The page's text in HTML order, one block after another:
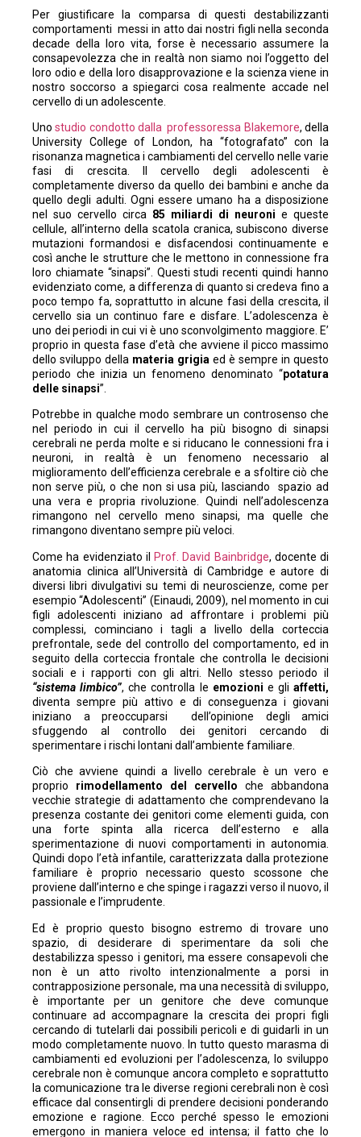
Per giustificare la comparsa di questi destabilizzanti
comportamenti messi in atto dai nostri figli nella seconda
decade della loro vita, forse è necessario assumere la
consapevolezza che in realtà non siamo noi l’oggetto del
loro odio e della loro disapprovazione e la scienza viene in
nostro soccorso a spiegarci cosa realmente accade nel
cervello di un adolescente.
Unostudio condotto dalla professoressa Blakemore, della
University College of London, ha “fotografato” con la
risonanza magnetica i cambiamenti del cervello nelle varie
fasi di crescita. Il cervello degli adolescenti è
completamente diverso da quello dei bambini e anche da
quello degli adulti. Ogni essere umano ha a disposizione
nel suo cervello circa 85 miliardi di neuroni e queste
cellule, all’interno della scatola cranica, subiscono diverse
mutazioni formandosi e disfacendosi continuamente e
così anche le strutture che le mettono in connessione fra
loro chiamate “sinapsi”. Questi studi recenti quindi hanno
evidenziato come, a differenza di quanto si credeva fino a
poco tempo fa, soprattutto in alcune fasi della crescita, il
cervello sia un continuo fare e disfare. L’adolescenza è
uno dei periodi in cui vi è uno sconvolgimento maggiore. E’
proprio in questa fase d’età che avviene il picco massimo
dello sviluppo della materia grigia ed è sempre in questo
periodo che inizia un fenomeno denominato “potatura
delle sinapsi”.
Potrebbe in qualche modo sembrare un controsenso che
nel periodo in cui il cervello ha più bisogno di sinapsi
cerebrali ne perda molte e si riducano le connessioni fra i
neuroni, in realtà è un fenomeno necessario al
miglioramento dell’efficienza cerebrale e a sfoltire ciò che
non serve più, o che non si usa più, lasciando spazio ad
una vera e propria rivoluzione. Quindi nell’adolescenza
rimangono nel cervello meno sinapsi, ma quelle che
rimangono diventano sempre più veloci.
Come ha evidenziato il Prof. David Bainbridge, docente di
anatomia clinica all’Università di Cambridge e autore di
diversi libri divulgativi su temi di neuroscienze, come per
esempio “Adolescenti” (Einaudi, 2009), nel momento in cui
figli adolescenti iniziano ad affrontare i problemi più
complessi, cominciano i tagli a livello della corteccia
prefrontale, sede del controllo del comportamento, ed in
seguito della corteccia frontale che controlla le decisioni
sociali e i rapporti con gli altri. Nello stesso periodo il
“sistema limbico”, che controlla le emozioni e gli affetti,
diventa sempre più attivo e di conseguenza i giovani
iniziano a preoccuparsi dell’opinione degli amici
sfuggendo al controllo dei genitori cercando di
sperimentare i rischi lontani dall’ambiente familiare.
Ciò che avviene quindi a livello cerebrale è un vero e
proprio rimodellamento del cervello che abbandona
vecchie strategie di adattamento che comprendevano la
presenza costante dei genitori come elementi guida, con
una forte spinta alla ricerca dell’esterno e alla
sperimentazione di nuovi comportamenti in autonomia.
Quindi dopo l’età infantile, caratterizzata dalla protezione
familiare è proprio necessario questo scossone che
proviene dall’interno e che spinge i ragazzi verso il nuovo, il
passionale e l’imprudente.
Ed è proprio questo bisogno estremo di trovare uno
spazio, di desiderare di sperimentare da soli che
destabilizza spesso i genitori, ma essere consapevoli che
non è un atto rivolto intenzionalmente a porsi in
contrapposizione personale, ma una necessità di sviluppo,
è importante per un genitore che deve comunque
continuare ad accompagnare la crescita dei propri figli
cercando di tutelarli dai possibili pericoli e di guidarli in un
modo completamente nuovo. In tutto questo marasma di
cambiamenti ed evoluzioni per l’adolescenza, lo sviluppo
cerebrale non è comunque ancora completo e soprattutto
la comunicazione tra le diverse regioni cerebrali non è così
efficace dal consentirgli di prendere decisioni ponderando
emozione e ragione. Ecco perché spesso le emozioni
emergono in maniera veloce ed intensa; il fatto che lo